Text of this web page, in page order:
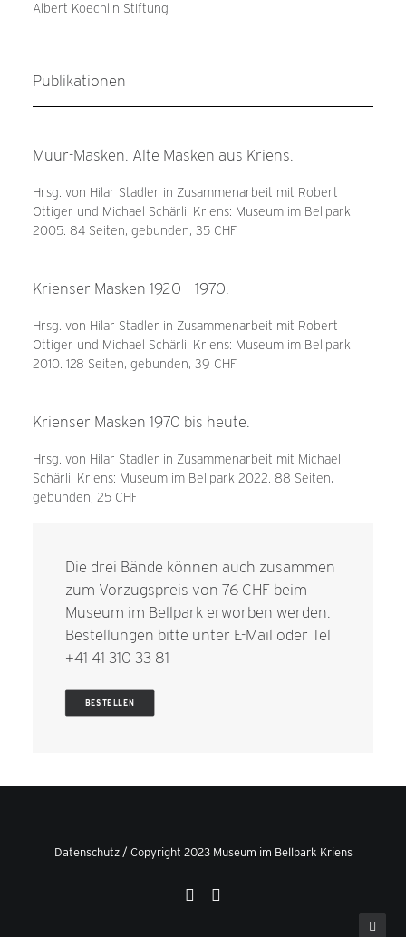
Albert Koechlin Stiftung
Publikationen
Muur-Masken. Alte Masken aus Kriens.
Hrsg. von Hilar Stadler in Zusammenarbeit mit Robert
Ottiger und Michael Schärli. Kriens: Museum im Bellpark
2005. 84 Seiten, gebunden, 35 CHF
Krienser Masken 1920 – 1970.
Hrsg. von Hilar Stadler in Zusammenarbeit mit Robert
Ottiger und Michael Schärli. Kriens: Museum im Bellpark
2010. 128 Seiten, gebunden, 39 CHF
Krienser Masken 1970 bis heute.
Hrsg. von Hilar Stadler in Zusammenarbeit mit Michael
Schärli. Kriens: Museum im Bellpark 2022. 88 Seiten,
gebunden, 25 CHF
Die drei Bände können auch zusammen
zum Vorzugspreis von 76 CHF beim
Museum im Bellpark erworben werden.
Bestellungen bitte unter E-Mail oder Tel
+41 41 310 33 81
BESTELLEN
Datenschutz/ Copyright 2023 Museum im Bellpark Kriens